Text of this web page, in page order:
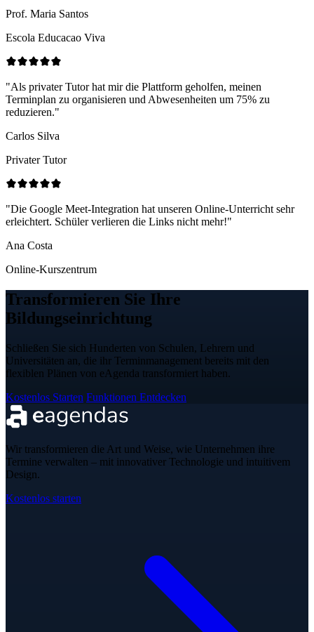
Prof. Maria Santos
Escola Educacao Viva
"Als privater Tutor hat mir die Plattform geholfen, meinen
Terminplan zu organisieren und Abwesenheiten um 75% zu
reduzieren."
Carlos Silva
Privater Tutor
"Die Google Meet-Integration hat unseren Online-Unterricht sehr
erleichtert. Schüler verlieren die Links nicht mehr!"
Ana Costa
Online-Kurszentrum
Transformieren Sie Ihre
Bildungseinrichtung
Schließen Sie sich Hunderten von Schulen, Lehrern und
Universitäten an, die ihr Terminmanagement bereits mit den
flexiblen Plänen von eAgenda transformiert haben.
Kostenlos Starten Funktionen Entdecken
Wir transformieren die Art und Weise, wie Unternehmen ihre
Termine verwalten – mit innovativer Technologie und intuitivem
Design.
Kostenlos starten